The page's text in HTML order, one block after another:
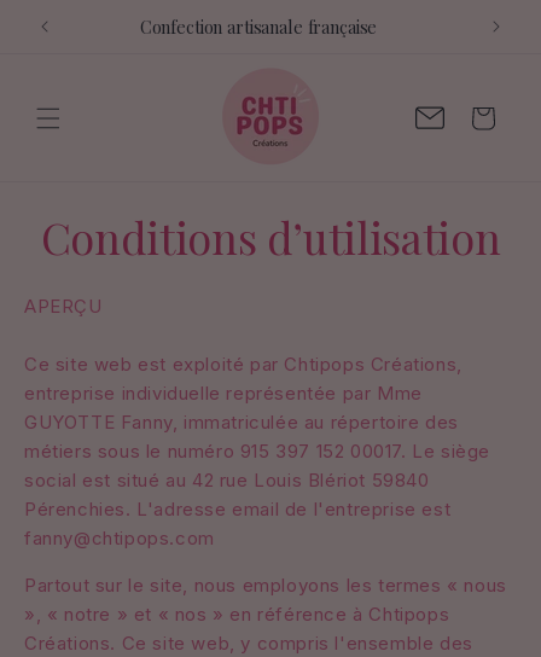
passer
Confection artisanale française
Contactez-
Panier
Conditions d’utilisation
APERÇU
Ce site web est exploité par Chtipops Créations,
entreprise individuelle représentée par Mme
GUYOTTE Fanny, immatriculée au répertoire des
métiers sous le numéro 915 397 152 00017. Le siège
social est situé au 42 rue Louis Blériot 59840
Pérenchies. L'adresse email de l'entreprise est
fanny@chtipops.com
Partout sur le site, nous employons les termes « nous
», « notre » et « nos » en référence à Chtipops
Créations. Ce site web, y compris l'ensemble des